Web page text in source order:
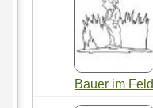
Bauer im Feld